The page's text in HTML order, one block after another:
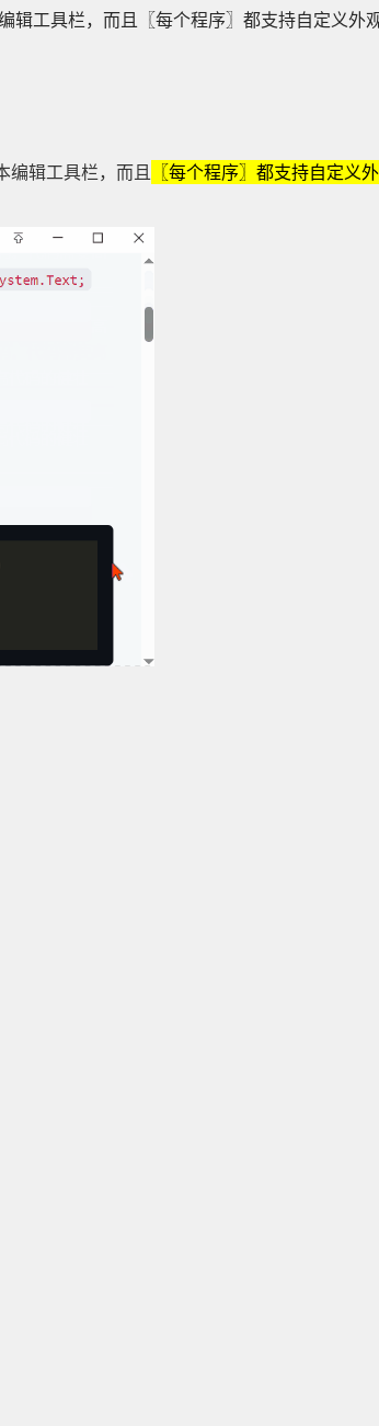
辑工具栏，而且〖每个程序〗都支持自定义
辑工具栏，而且 〖每个程序〗都支持自定义